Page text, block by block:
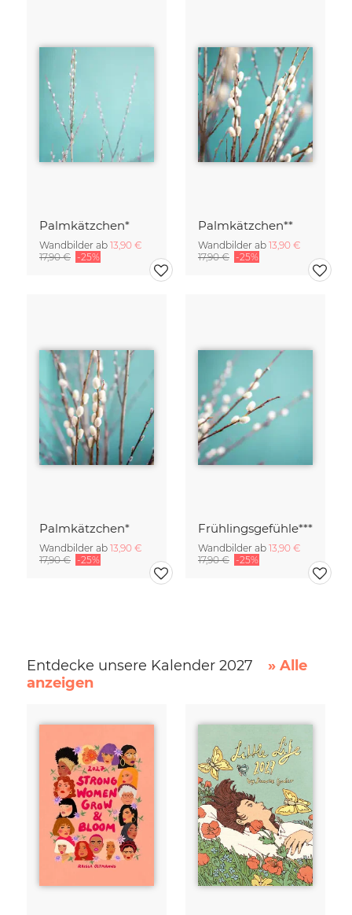
Palmkätzchen*
Wandbilder ab 13,90 €
17,90 € -25%
Palmkätzchen**
Wandbilder ab 13,90 €
17,90 € -25%
Palmkätzchen*
Wandbilder ab 13,90 €
17,90 € -25%
Frühlingsgefühle***
Wandbilder ab 13,90 €
17,90 € -25%
Entdecke unsere Kalender 2027
» Alle
anzeigen